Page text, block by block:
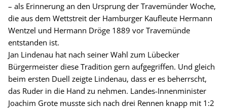
– als Erinnerung an den Ursprung der Travemünder Woche,
die aus dem Wettstreit der Hamburger Kaufleute Hermann
Wentzel und Hermann Dröge 1889 vor Travemünde
entstanden ist.
Jan Lindenau hat nach seiner Wahl zum Lübecker
Bürgermeister diese Tradition gern aufgegriffen. Und gleich
beim ersten Duell zeigte Lindenau, dass er es beherrscht,
das Ruder in die Hand zu nehmen. Landes-Innenminister
Joachim Grote musste sich nach drei Rennen knapp mit 1:2